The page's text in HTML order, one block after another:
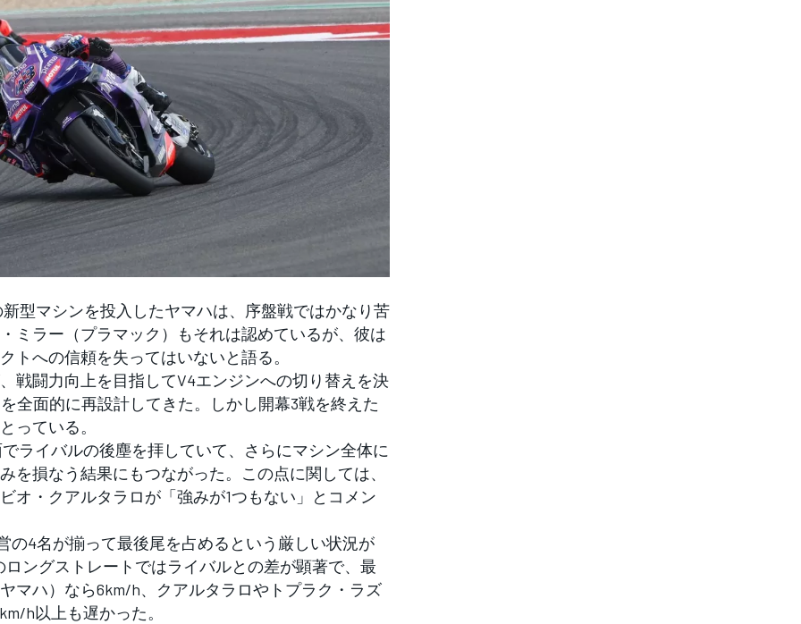
型マシンを投入したヤマハは、序盤戦ではかなり苦
ミラー（プラマック）もそれは認めているが、彼は
トへの信頼を失ってはいないと語る。
闘力向上を目指してV4エンジンへの切り替えを決
全面的に再設計してきた。しかし開幕3戦を終えた
っている。
イバルの後塵を拝していて、さらにマシン全体に
を損なう結果にもつながった。この点に関しては、
オ・クアルタラロが「強みが1つもない」とコメン
4名が揃って最後尾を占めるという厳しい状況が
ングストレートではライバルとの差が顕著で、最
マハ）なら6km/h、クアルタラロやトプラク・ラズ
h以上も遅かった。